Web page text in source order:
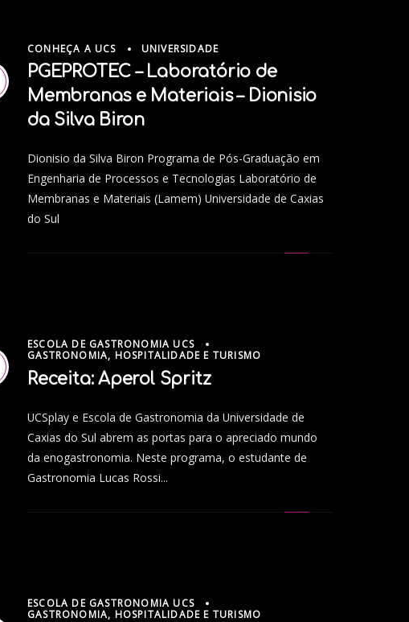
CONHEÇA A UCS UNIVERSIDADE
PGEPROTEC – Laboratório de
Membranas e Materiais – Dionisio
da Silva Biron
Dionisio da Silva Biron Programa de Pós-Graduação em
Engenharia de Processos e Tecnologias Laboratório de
Membranas e Materiais (Lamem) Universidade de Caxias
do Sul
ESCOLA DE GASTRONOMIA UCS
GASTRONOMIA, HOSPITALIDADE E TURISMO
Receita: Aperol Spritz
UCSplay e Escola de Gastronomia da Universidade de
Caxias do Sul abrem as portas para o apreciado mundo
da enogastronomia. Neste programa, o estudante de
Gastronomia Lucas Rossi...
ESCOLA DE GASTRONOMIA UCS
GASTRONOMIA, HOSPITALIDADE E TURISMO